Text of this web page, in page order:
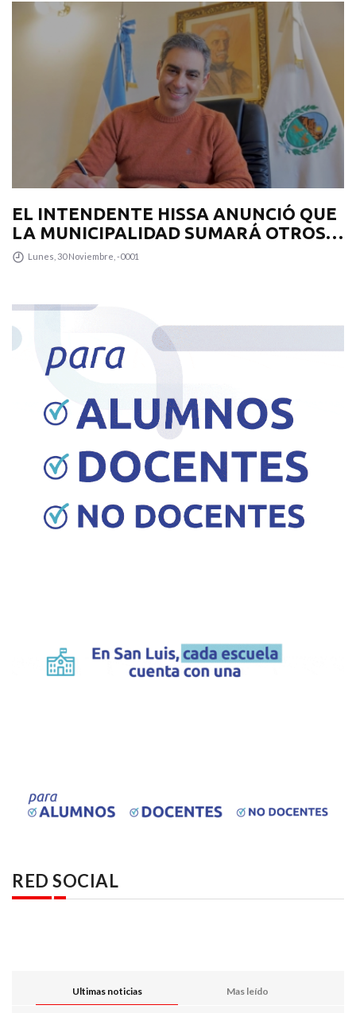
EL INTENDENTE HISSA ANUNCIÓ QUE
LA MUNICIPALIDAD SUMARÁ OTROS
12 COLECTIVOS 0KM PARA
Lunes, 30 Noviembre, -0001
RED SOCIAL
Ultimas noticias Mas leído